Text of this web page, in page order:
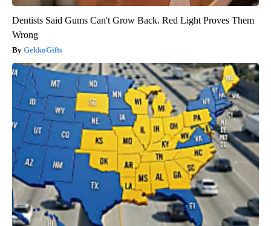
Dentists Said Gums Can't Grow Back. Red Light Proves Them
Wrong
GekkoGifts